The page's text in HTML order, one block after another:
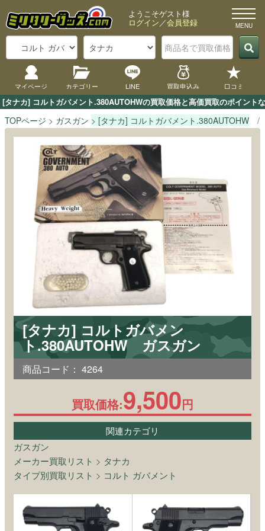
[タナカ] コルトガバメント.380AUTOHWの買取価格と高価買取のポイン
ようこそゲスト様
ログイン／会員登録
マイページ カテゴリー LINE 買取申込み 口コミ
TOPページ ガスガン [タナカ] コルトガバメント.380AUTOHW
[タナカ] コルトガバメン
ト.380AUTOHW ガスガン
商品コード： 4264
買取価格:9,500円
関連カテゴリ
ガスガン
メーカー買取リスト > タナカ
タイプ別買取リスト > コルト ガバメント